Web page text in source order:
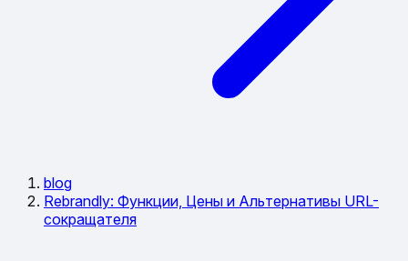
blog
Rebrandly: Функции, Цены и Альтернативы URL-
сокращателя